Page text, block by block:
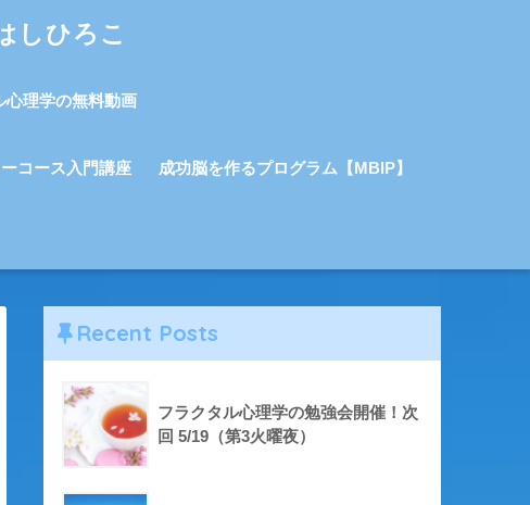
しひろこ
心理学の無料動画
コース入門講座 成功脳を作るプログラム【MBIP】
Recent Posts
フラクタル心理学の勉強会開催！次
回 5/19（第3火曜夜）